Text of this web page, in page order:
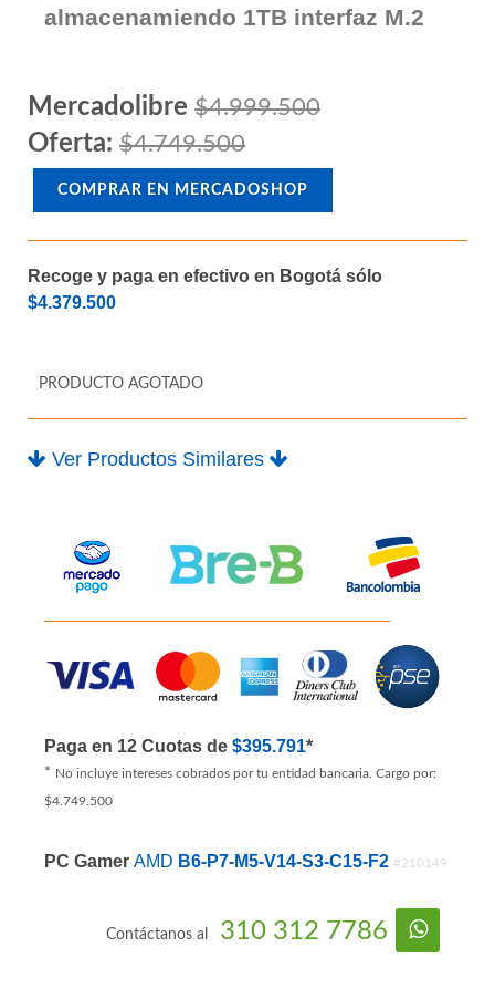
Memoria Ram DDR4 32GB (2 x
Mercadolibre$4.999.500
Oferta:$4.749.500
$4.379.500
PRODUCTO AGOTADO
$4.749.500
PC GamerAMD B6-P7-M5-V14-S3-C15-F2 #210149